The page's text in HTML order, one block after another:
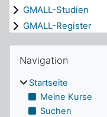
GMALL-Studien
GMALL-Register
Blöcke
Navigation
Startseite
Meine Kurse
Suchen